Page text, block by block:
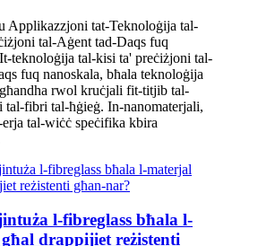
Applikazzjoni tat-Teknoloġija tal-
tal-Aġent tad-Daqs fuq
teknoloġija tal-kisi ta' preċiżjoni tal-
fuq nanoskala, bħala teknoloġija
rwol kruċjali fit-titjib tal-
tal-fibri tal-ħġieġ. In-nanomaterjali,
tal-wiċċ speċifika kbira
l-fibreglass bħala l-
drappijiet reżistenti